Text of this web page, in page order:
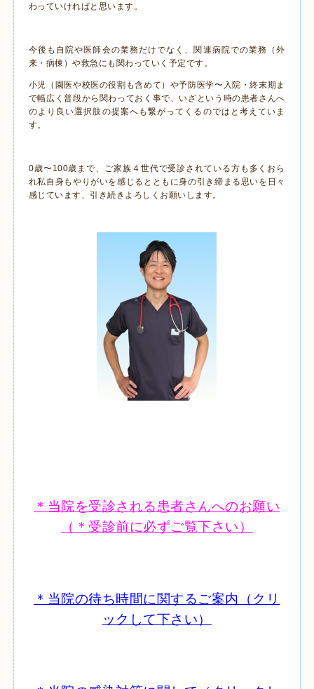
わっていければと思います。
今後も自院や医師会の業務だけでなく、関連病院での業務（外
来・病棟）や救急にも関わっていく予定です。
小児（園医や校医の役割も含めて）や予防医学〜入院・終末期ま
で幅広く普段から関わっておく事で、いざという時の患者さんへ
のより良い選択肢の提案へも繋がってくるのではと考えていま
す。
0歳〜100歳まで、ご家族４世代で受診されている方も多くおら
れ私自身もやりがいを感じるとともに身の引き締まる思いを日々
感じています、引き続きよろしくお願いします。
＊当院を受診される患者さんへのお願い
（＊ 受診前に必ずご覧下さい）
＊当院の待ち時間に関するご案内
（クリ
ックして下さい）